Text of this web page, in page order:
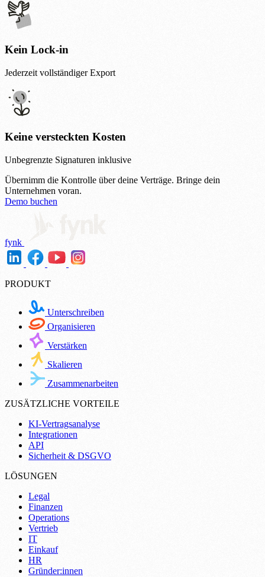
Kein Lock-in
Jederzeit vollständiger Export
Keine versteckten Kosten
Unbegrenzte Signaturen inklusive
Übernimm die Kontrolle über deine Verträge. Bringe dein
Unternehmen voran.
Demo buchen
fynk
PRODUKT
Unterschreiben
Organisieren
Verstärken
Skalieren
Zusammenarbeiten
ZUSÄTZLICHE VORTEILE
KI-Vertragsanalyse
Integrationen
API
Sicherheit & DSGVO
LÖSUNGEN
Legal
Finanzen
Operations
Vertrieb
IT
Einkauf
HR
Gründer:innen